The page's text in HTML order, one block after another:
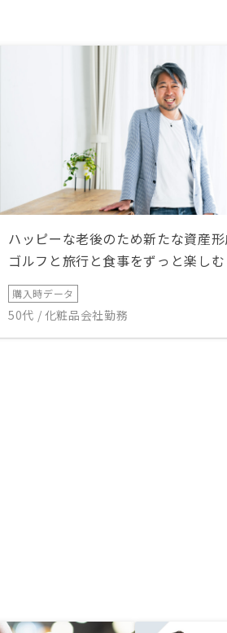
ハッピーな老後のため新たな資産形
ゴルフと旅行と食事をずっと楽しむ
購入時データ
50代 / 化粧品会社勤務